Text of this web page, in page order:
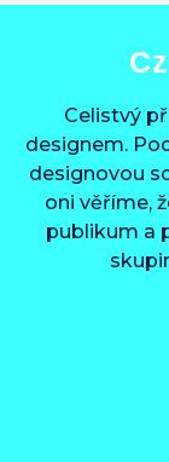
Celistvý
designem.
designovou
oni věříme,
publikum a